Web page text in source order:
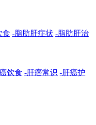
食 -脂肪肝症状 -脂肪肝治
饮食 -肝癌常识 -肝癌护